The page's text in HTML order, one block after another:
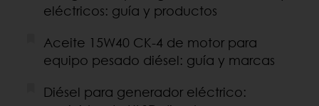
eléctricos: guía y productos
Aceite 15W40 CK-4 de motor para
equipo pesado diésel: guía y marcas
Diésel para generador eléctrico: